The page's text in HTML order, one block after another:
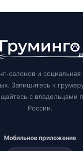
салонов и
Запишитесь к
с владельцами
России.
Мобильное приложение